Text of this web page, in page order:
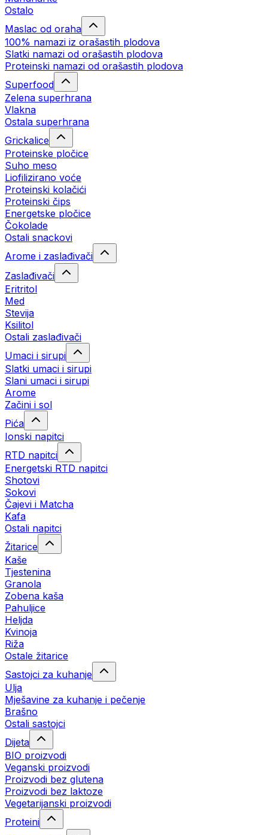
Ostalo
Maslac od oraha
100% namazi iz orašastih plodova
Slatki namazi od orašastih plodova
Proteinski namazi od orašastih plodova
Superfood
Zelena superhrana
Vlakna
Ostala superhrana
Grickalice
Proteinske pločice
Suho meso
Liofilizirano voće
Proteinski kolačići
Proteinski čips
Energetske pločice
Čokolade
Ostali snackovi
Arome i zaslađivači
Zaslađivači
Eritritol
Med
Stevija
Ksilitol
Ostali zaslađivači
Umaci i sirupi
Slatki umaci i sirupi
Slani umaci i sirupi
Arome
Začini i sol
Pića
Ionski napitci
RTD napitci
Energetski RTD napitci
Shotovi
Sokovi
Čajevi i Matcha
Kafa
Ostali napitci
Žitarice
Kaše
Tjestenina
Granola
Zobena kaša
Pahuljice
Heljda
Kvinoja
Riža
Ostale žitarice
Sastojci za kuhanje
Ulja
Mješavine za kuhanje i pečenje
Brašno
Ostali sastojci
Dijeta
BIO proizvodi
Veganski proizvodi
Proizvodi bez glutena
Proizvodi bez laktoze
Vegetarijanski proizvodi
Proteini